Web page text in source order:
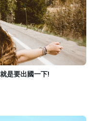
是要出國一下!